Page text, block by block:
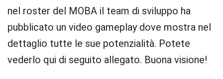
nel roster del MOBA il team di sviluppo ha
pubblicato un video gameplay dove mostra nel
dettaglio tutte le sue potenzialità. Potete
vederlo qui di seguito allegato. Buona visione!